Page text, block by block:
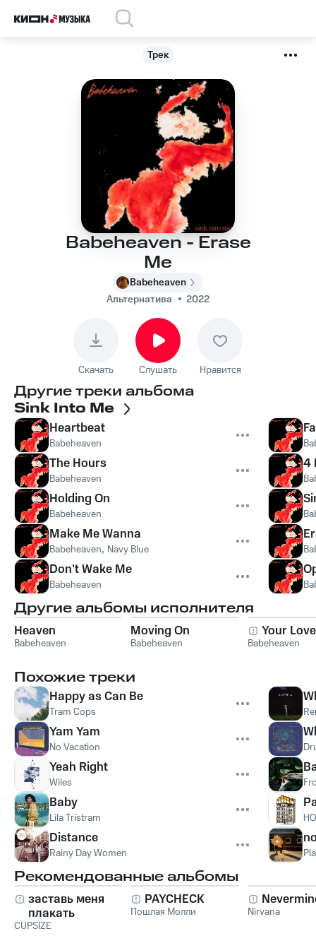
Трек
Babeheaven - Erase
Me
Babeheaven
Альтернатива
2022
Скачать Слушать Нравится
Другие треки альбома
Sink Into Me
Heartbeat
Babeheaven
The Hours
Babeheaven
Holding On
Babeheaven
Make Me Wanna
Babeheaven, Navy Blue
Don't Wake Me
Babeheaven
4
Другие альбомы исполнителя
Heaven
Babeheaven
Moving On
Babeheaven
Your Love
Babeheaven
Похожие треки
Happy as Can Be
Tram Cops
Yam Yam
No Vacation
Yeah Right
Wiles
Baby
Lila Tristram
Distance
Rainy Day Women
Рекомендованные альбомы
заставь меня
плакать
CUPSIZE
PAYCHECK
Пошлая Молли Nirvana